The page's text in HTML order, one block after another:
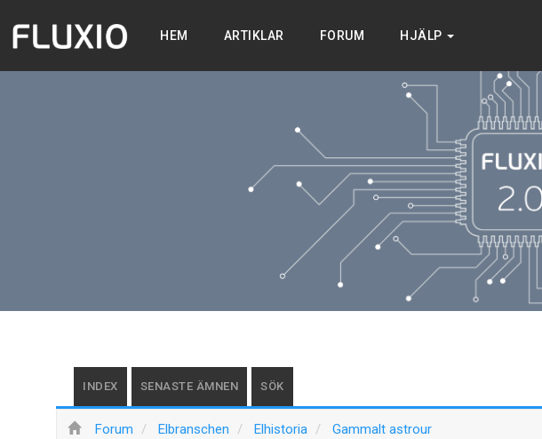
HEM ARTIKLAR FORUM HJÄLP
INDEX SENASTE ÄMNEN SÖK
Forum Elbranschen Elhistoria Gammalt astrour